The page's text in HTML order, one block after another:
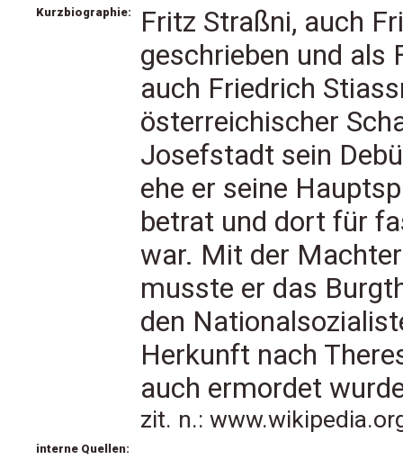
Kurzbiographie:
Fritz Straßni, auch
geschrieben und als
auch Friedrich
österreichischer
Josefstadt sein
ehe er seine
betrat und dort für
war. Mit der
musste er das
den
Herkunft nach
auch ermordet
zit. n.:
interne Quellen: